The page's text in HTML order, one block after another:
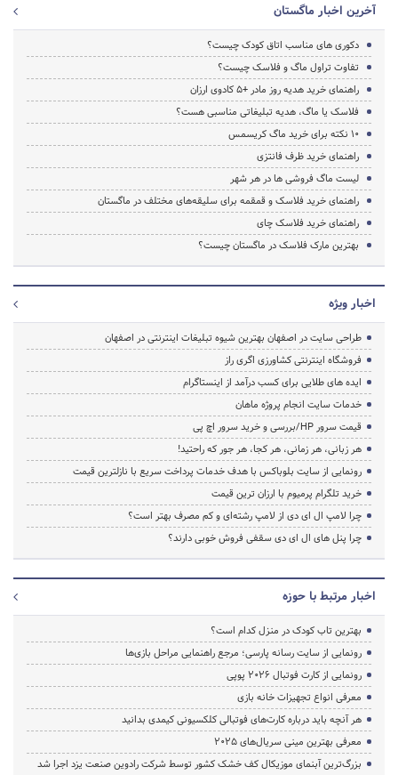
آخرین اخبار ماگستان
دکوری های مناسب اتاق کودک چیست؟
تفاوت تراول ماگ و فلاسک چیست؟
راهنمای خرید هدیه روز مادر +5 کادوی ارزان
فلاسک یا ماگ، هدیه تبلیغاتی مناسبی هست؟
۱۰ نکته برای خرید ماگ کریسمس
راهنمای خرید ظرف فانتزی
لیست ماگ فروشی ها در هر شهر
راهنمای خرید فلاسک و قمقمه برای سلیقه‌های مختلف در ماگستان
راهنمای خرید فلاسک چای
بهترین مارک فلاسک در ماگستان چیست؟
اخبار ویژه
طراحی سایت در اصفهان بهترین شیوه تبلیغات اینترنتی در اصفهان
فروشگاه اینترنتی کشاورزی اگری راز
ایده های طلایی برای کسب درآمد از اینستاگرام
خدمات سایت انجام پروژه ماهان
قیمت سرور HP/بررسی و خرید سرور اچ پی
هر زبانی، هر زمانی، هر کجا، هر جور که راحتید!
رونمایی از سایت بلوباکس با هدف خدمات پرداخت سریع با نازلترین قیمت
خرید تلگرام پرمیوم با ارزان ترین قیمت
چرا لامپ ال ای دی از لامپ رشته‌ای و کم مصرف بهتر است؟
چرا پنل های ال ای دی سقفی فروش خوبی دارند؟
اخبار مرتبط با حوزه
بهترین تاب کودک در منزل کدام است؟
رونمایی از سایت رسانه پارسی؛ مرجع راهنمایی مراحل بازی‌ها
رونمایی از کارت فوتبال ۲۰۲۶ پوپی
معرفی انواع تجهیزات خانه بازی
هر آنچه باید درباره کارت‌های فوتبالی کلکسیونی کیمدی بدانید
معرفی بهترین مینی سریال‌های 2025
بزرگ‌ترین آبنمای موزیکال کف خشک کشور توسط شرکت رادوین صنعت یزد اجرا شد